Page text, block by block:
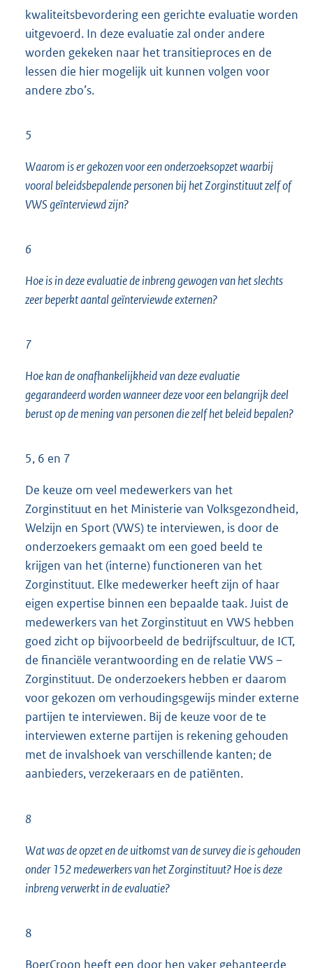
kwaliteitsbevordering een gerichte evaluatie worden
uitgevoerd. In deze evaluatie zal onder andere
worden gekeken naar het transitieproces en de
lessen die hier mogelijk uit kunnen volgen voor
andere zbo’s.
5
Waarom is er gekozen voor een onderzoeksopzet waarbij
vooral beleidsbepalende personen bij het Zorginstituut zelf of
VWS geïnterviewd zijn?
6
Hoe is in deze evaluatie de inbreng gewogen van het slechts
zeer beperkt aantal geïnterviewde externen?
7
Hoe kan de onafhankelijkheid van deze evaluatie
gegarandeerd worden wanneer deze voor een belangrijk deel
berust op de mening van personen die zelf het beleid bepalen?
5, 6 en 7
De keuze om veel medewerkers van het
Zorginstituut en het Ministerie van Volksgezondheid,
Welzijn en Sport (VWS) te interviewen, is door de
onderzoekers gemaakt om een goed beeld te
krijgen van het (interne) functioneren van het
Zorginstituut. Elke medewerker heeft zijn of haar
eigen expertise binnen een bepaalde taak. Juist de
medewerkers van het Zorginstituut en VWS hebben
goed zicht op bijvoorbeeld de bedrijfscultuur, de ICT,
de financiële verantwoording en de relatie VWS –
Zorginstituut. De onderzoekers hebben er daarom
voor gekozen om verhoudingsgewijs minder externe
partijen te interviewen. Bij de keuze voor de te
interviewen externe partijen is rekening gehouden
met de invalshoek van verschillende kanten; de
aanbieders, verzekeraars en de patiënten.
8
Wat was de opzet en de uitkomst van de survey die is gehouden
onder 152 medewerkers van het Zorginstituut? Hoe is deze
inbreng verwerkt in de evaluatie?
8
BoerCroon heeft een door hen vaker gehanteerde